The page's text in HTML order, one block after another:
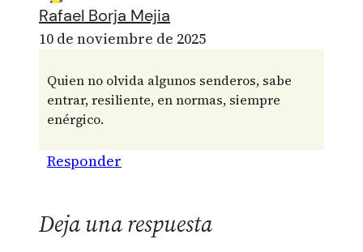
Rafael Borja Mejia
10 de noviembre de 2025
​Quien no olvida algunos senderos, sabe
entrar, resiliente, en normas, siempre
enérgico.
Responder
Deja una respuesta